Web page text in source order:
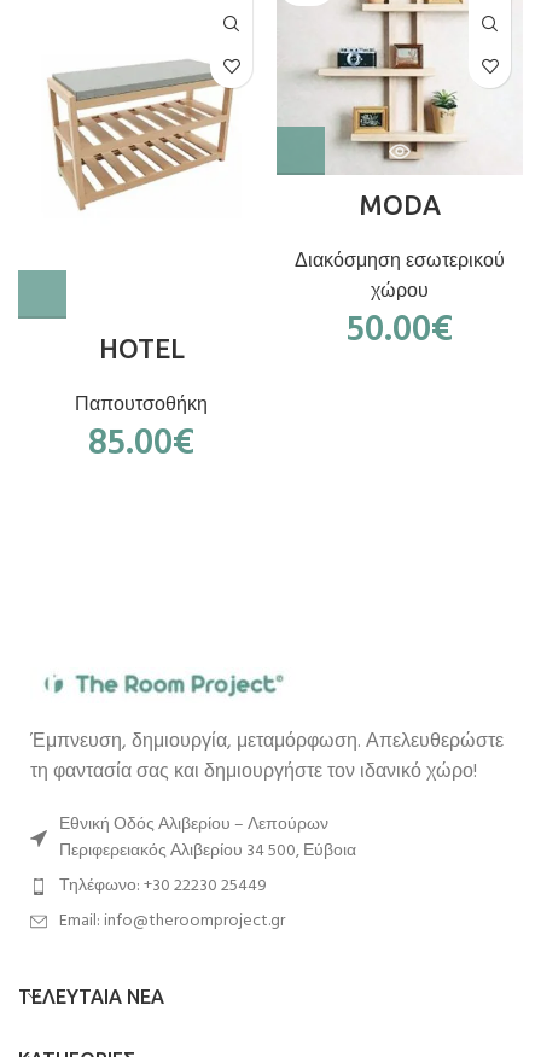
HOTEL
Παπουτσοθήκη
85.00€
MODA
Διακόσμηση εσωτερικού
χώρου
50.00€
Έμπνευση, δημιουργία, μεταμόρφωση. Απελευθερώστε
τη φαντασία σας και δημιουργήστε τον ιδανικό χώρο!
Εθνική Οδός Αλιβερίου – Λεπούρων
Περιφερειακός Αλιβερίου 34 500, Εύβοια
Τηλέφωνο: +30 22230 25449
Email: info@theroomproject.gr
ΤΕΛΕΥΤΑΙΑ ΝΕΑ